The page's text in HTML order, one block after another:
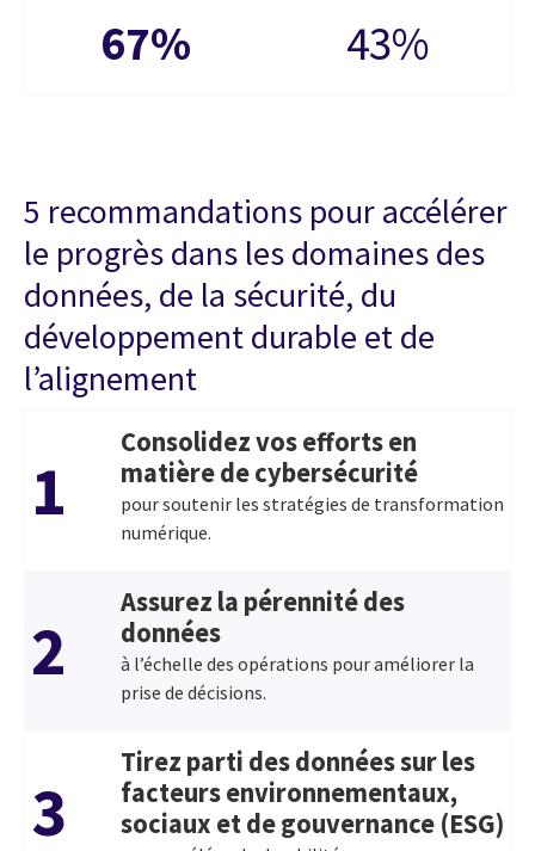
67% 43%
5 recommandations pour accélérer
le progrès dans les domaines des
données, de la sécurité, du
développement durable et de
l’alignement
1
Consolidez vos efforts en
matière de cybersécurité
pour soutenir les stratégies de transformation
numérique.
2
Assurez la pérennité des
données
à l’échelle des opérations pour améliorer la
prise de décisions.
3
Tirez parti des données sur les
facteurs environnementaux,
sociaux et de gouvernance (ESG)